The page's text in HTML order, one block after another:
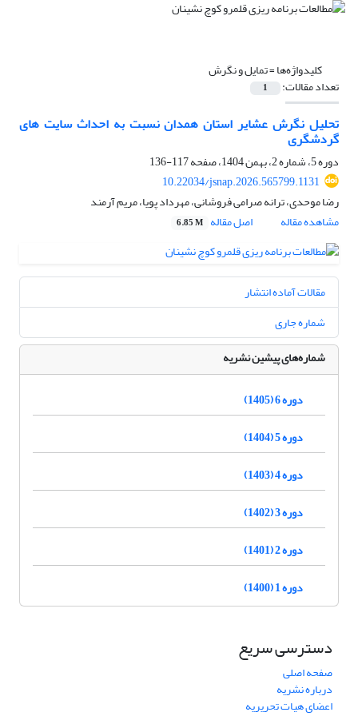
کلیدواژه‌ها =تمایل و نگرش
تعداد مقالات: 1
تحلیل نگرش عشایر استان همدان نسبت به احداث سایت های
گردشگری
دوره 5، شماره 2، بهمن 1404، صفحه
117-136
10.22034/jsnap.2026.565799.1131
رضا موحدی، ترانه صرامی فروشانی، مهرداد پویا، مریم آرمند
مشاهده مقاله
اصل مقاله 6.85 M
مقالات آماده انتشار
شماره جاری
شماره‌های پیشین نشریه
دوره 6 (1405)
دوره 5 (1404)
دوره 4 (1403)
دوره 3 (1402)
دوره 2 (1401)
دوره 1 (1400)
دسترسی سریع
صفحه اصلی
درباره نشریه
اعضای هیات تحریریه